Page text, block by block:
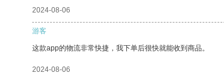
2024-08-06
游客
这款app的物流非常快捷，我下单后很快就能收到商品。
2024-08-06